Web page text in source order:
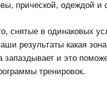
прической, одеждой
снятые в одинаковых
результаты какая
запаздывает и это
тренировок.